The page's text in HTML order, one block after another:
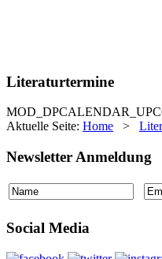
Literaturtermine
Aktuelle Seite: Home >
Newsletter Anmeldung
Social Media